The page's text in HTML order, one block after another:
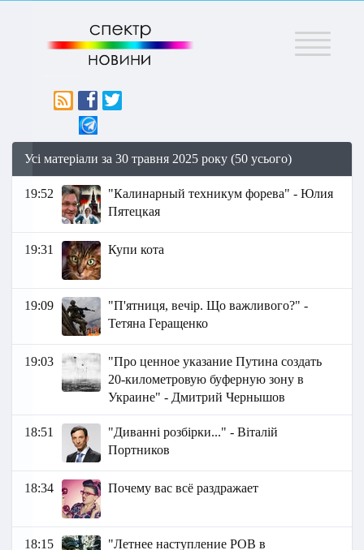
Меню
Усі матеріали за 30 травня 2025 року (50 усього)
19:52
"Калинарный техникум форева" - Юлия
Пятецкая
19:31 Купи кота
19:09
"П'ятниця, вечір. Що важливого?" -
Тетяна Геращенко
19:03
"Про ценное указание Путина создать
20-километровую буферную зону в
Украине" - Дмитрий Чернышов
18:51
"Диванні розбірки..." - Віталій
Портников
18:34 Почему вас всё раздражает
18:15
"Летнее наступление РОВ в